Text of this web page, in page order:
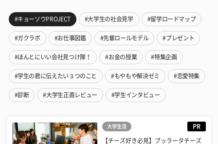
#キョーソウPROJECT #大学生の社会見学 #留学ロードマップ
#ガクラボ #お仕事図鑑 #先輩ロールモデル #プレゼント
#ほんとにいい会社見つけ隊！ #お金の授業 #特集企画
#学生の君に伝えたい３つのこと #もやもや解決ゼミ #恋愛特集
#診断 #大学生正直レビュー #学生インタビュー
大学生活 PR
【チーズ好き必見】ブッラータチーズ